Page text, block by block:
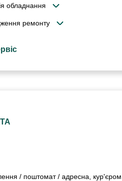
обладнання
ремонту
/ поштомат / адресна,